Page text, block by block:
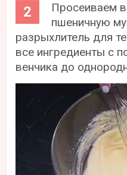
Просеиваем
пшеничную
разрыхлитель для
все ингредиенты с
венчика до